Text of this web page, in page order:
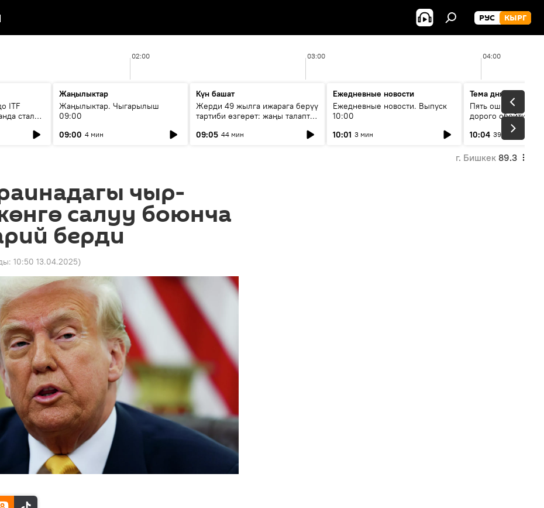
РУС КЫРГ
02:00 03:00 04:00
ITF
стала
Жаңылыктар
Жаңылыктар. Чыгарылыш
09:00
09:00 4 мин
Күн башат
Жерди 49 жылга ижарага берүү
тартиби өзгөрөт: жаңы талаптар
09:05 44 мин
Ежедневные новости
Ежедневные новости. Выпуск
10:00
10:01 3 мин
Тема дня
Пять ошибок
дорого обойтись
10:04 39 мин
г. Бишкек 89.3
чыр-
салуу боюнча
берди
10:50 13.04.2025)